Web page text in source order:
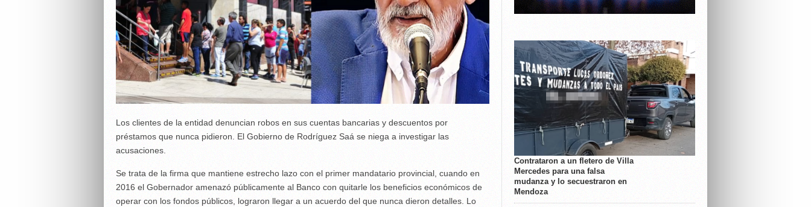
Los clientes de la entidad denuncian robos en sus cuentas bancarias y descuentos por
préstamos que nunca pidieron. El Gobierno de Rodríguez Saá se niega a investigar las
acusaciones.
Se trata de la firma que mantiene estrecho lazo con el primer mandatario provincial, cuando en
2016 el Gobernador amenazó públicamente al Banco con quitarle los beneficios económicos de
operar con los fondos públicos, lograron llegar a un acuerdo del que nunca dieron detalles. Lo
Contrataron a un fletero de Villa
Mercedes para una falsa
mudanza y lo secuestraron en
Mendoza